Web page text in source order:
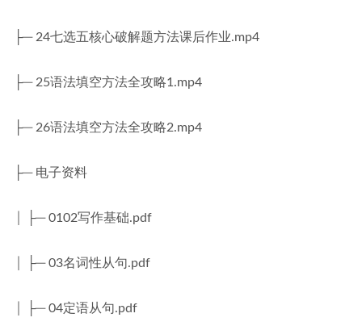
├─ 24七选五核心破解题方法课后作业.mp4
├─ 25语法填空方法全攻略1.mp4
├─ 26语法填空方法全攻略2.mp4
├─ 电子资料
│ ├─ 0102写作基础.pdf
│ ├─ 03名词性从句.pdf
│ ├─ 04定语从句.pdf